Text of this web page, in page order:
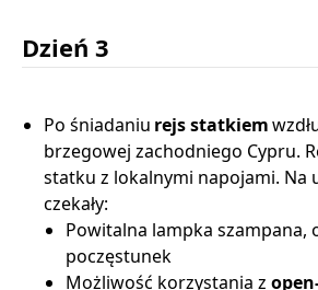
Dzień 3
Po śniadaniu rejs statkiem
brzegowej zachodniego Cypru.
statku z lokalnymi napojami. Na
czekały:
Powitalna lampka szampana,
poczęstunek
Możliwość korzystania z